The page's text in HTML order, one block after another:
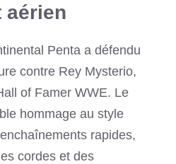
aérien
Penta a défendu
contre Rey Mysterio,
of Famer WWE. Le
hommage au style
rapides,
cordes et des